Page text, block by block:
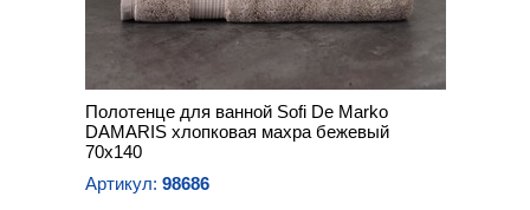
Полотенце для ванной Sofi De Marko
DAMARIS хлопковая махра бежевый
70х140
Артикул: 98686